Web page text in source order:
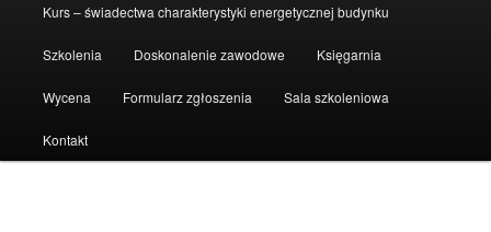
Kurs – świadectwa charakterystyki energetycznej budynku
Szkolenia Doskonalenie zawodowe Księgarnia
Wycena Formularz zgłoszenia Sala szkoleniowa
Kontakt